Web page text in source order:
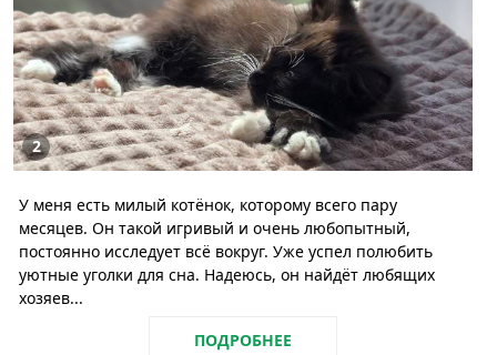
2
У меня есть милый котёнок, которому всего пару
месяцев. Он такой игривый и очень любопытный,
постоянно исследует всё вокруг. Уже успел полюбить
уютные уголки для сна. Надеюсь, он найдёт любящих
хозяев...
ПОДРОБНЕЕ